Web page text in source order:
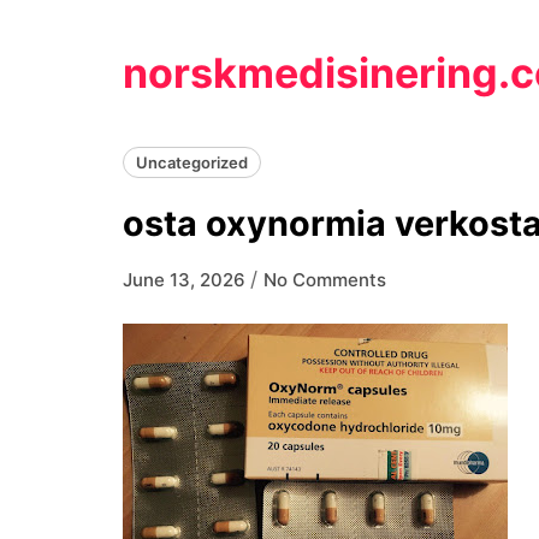
Uncategorized
osta oxynormia verkosta
June 13, 2026 / No Comments